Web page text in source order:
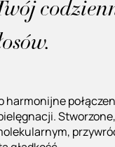
harmonijne